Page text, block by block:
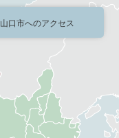
山口市へのアクセス